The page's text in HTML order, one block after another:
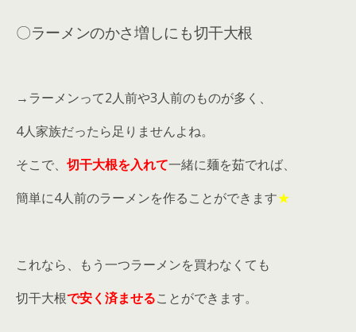
〇ラーメンのかさ増しにも切干大根
→ラーメンって2人前や3人前のものが多く、
4人家族だったら足りませんよね。
そこで、 切干大根を入れて一緒に麺を茹でれば、
簡単に4人前のラーメンを作ることができます★
これなら、もう一つラーメンを買わなくても
切干大根で安く済ませることができます。